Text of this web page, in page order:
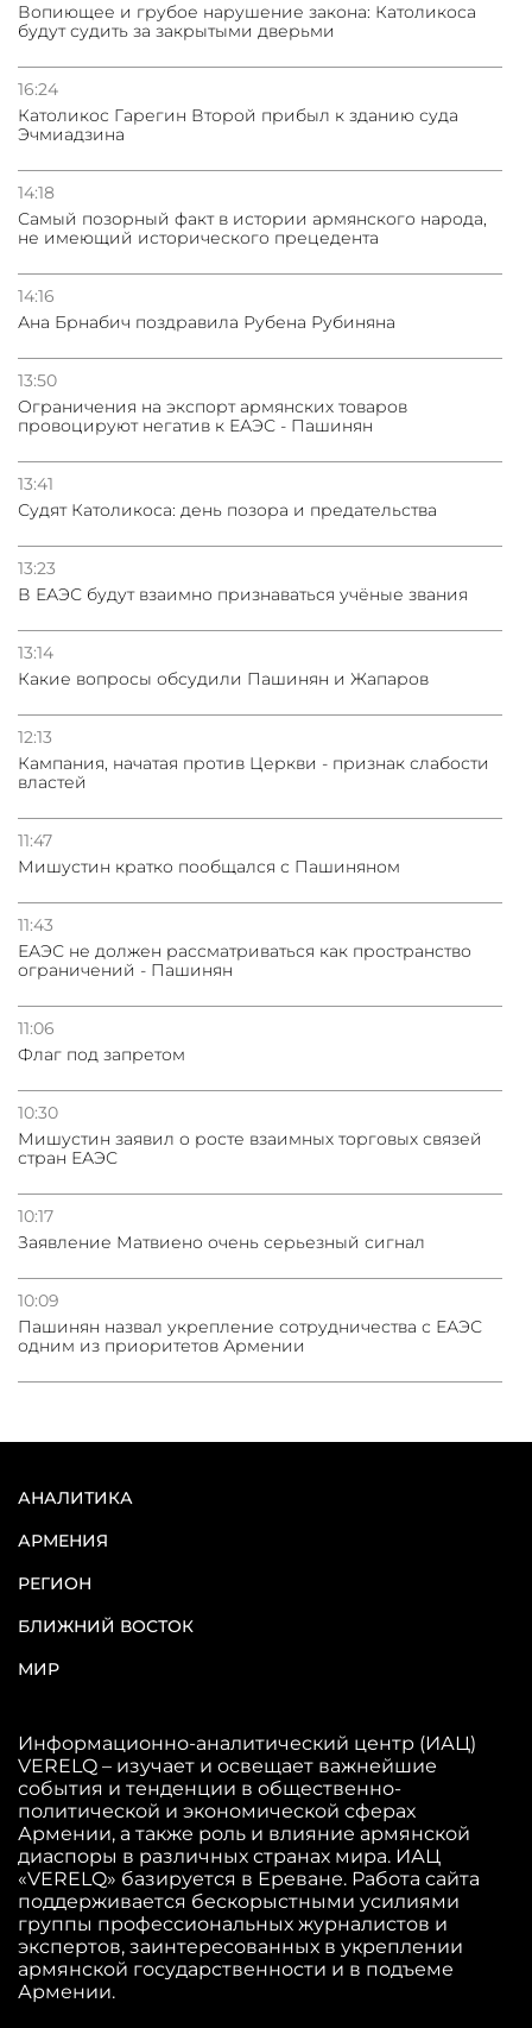
Вопиющее и грубое нарушение закона: Католикоса
будут судить за закрытыми дверьми
16:24
Католикос Гарегин Второй прибыл к зданию суда
Эчмиадзина
14:18
Самый позорный факт в истории армянского народа,
не имеющий исторического прецедента
14:16
Ана Брнабич поздравила Рубена Рубиняна
13:50
Oграничения на экспорт армянских товаров
провоцируют негатив к ЕАЭС - Пашинян
13:41
Судят Католикоса: день позора и предательства
13:23
В ЕАЭС будут взаимно признаваться учёные звания
13:14
Какие вопросы обсудили Пашинян и Жапаров
12:13
Кампания, начатая против Церкви - признак слабости
властей
11:47
Мишустин кратко пообщался с Пашиняном
11:43
ЕАЭС не должен рассматриваться как пространство
ограничений - Пашинян
11:06
Флаг под запретом
10:30
Мишустин заявил о росте взаимных торговых связей
стран ЕАЭС
10:17
Заявление Матвиено очень серьезный сигнал
10:09
Пашинян назвал укрепление сотрудничества с ЕАЭС
одним из приоритетов Армении
АНАЛИТИКА
АРМЕНИЯ
РЕГИОН
БЛИЖНИЙ ВОСТОК
МИР
Информационно-аналитический центр (ИАЦ)
VERELQ – изучает и освещает важнейшие
события и тенденции в общественно-
политической и экономической сферах
Армении, а также роль и влияние армянской
диаспоры в различных странах мира. ИАЦ
«VERELQ» базируется в Ереване. Работа сайта
поддерживается бескорыстными усилиями
группы профессиональных журналистов и
экспертов, заинтересованных в укреплении
армянской государственности и в подъеме
Армении.